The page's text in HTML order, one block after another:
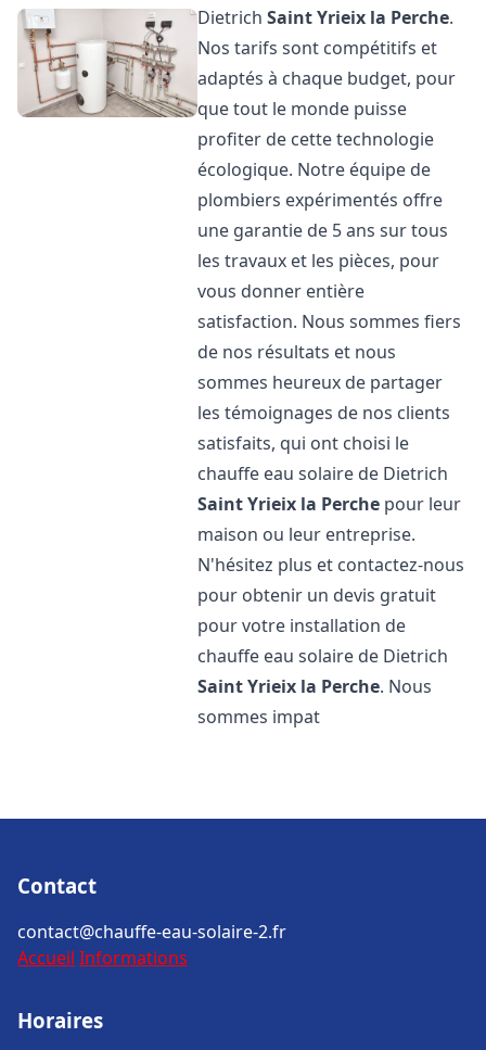
DietrichSaint Yrieix la Perche.
Nos tarifs sont compétitifs et
adaptés à chaque budget, pour
que tout le monde puisse
profiter de cette technologie
écologique. Notre équipe de
plombiers expérimentés offre
une garantie de 5 ans sur tous
les travaux et les pièces, pour
vous donner entière
satisfaction. Nous sommes fiers
de nos résultats et nous
sommes heureux de partager
les témoignages de nos clients
satisfaits, qui ont choisi le
chauffe eau solaire de Dietrich
Saint Yrieix la Perche pour leur
maison ou leur entreprise.
N'hésitez plus et contactez-nous
pour obtenir un devis gratuit
pour votre installation de
chauffe eau solaire de Dietrich
Saint Yrieix la Perche. Nous
sommes impat
Contact
contact@chauffe-eau-solaire-2.fr
Accueil Informations
Horaires